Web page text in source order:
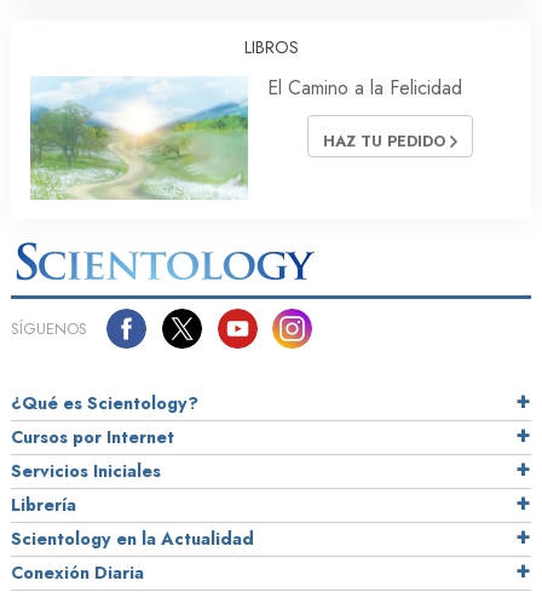
LIBROS
El Camino a la Felicidad
HAZ TU PEDIDO
SÍGUENOS
¿Qué es Scientology?
Cursos por Internet
Servicios Iniciales
Librería
Scientology en la Actualidad
Conexión Diaria